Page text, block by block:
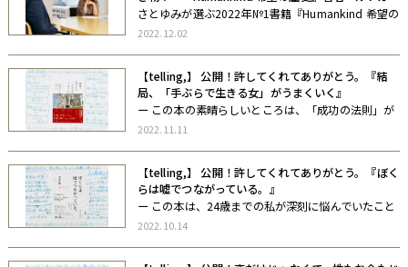
ー・ブレグマン氏とお話してきた！【前編】
さとゆみが選ぶ2022年№1書籍『Humankind 希望の
歴史』の著者、ルトガー・ブレグマン氏とのインタ
と話す ルトガー・ブ […]
2022.12.02
【telling,】 公開！許してくれてありがとう。『結
局、「手ぶらで生きる女」がうまくいく』
ー この本の素晴らしいところは、「成功の法則」が
書かれていると思いきや（いやもちろん、それも書
こんなに赤裸々に失敗談のあれこれを […]
2022.11.11
【telling,】 公開！許してくれてありがとう。『ぼく
らは嘘でつながっている。』
ー この本は、24歳までの私が深刻に悩んでいたこと
に、シンプルな解を与えてくれる本であり、46歳の
2022.10.14